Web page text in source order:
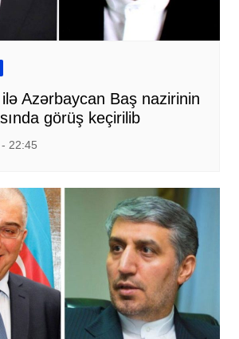
Azərbaycan Baş nazirinin
görüş keçirilib
22:45